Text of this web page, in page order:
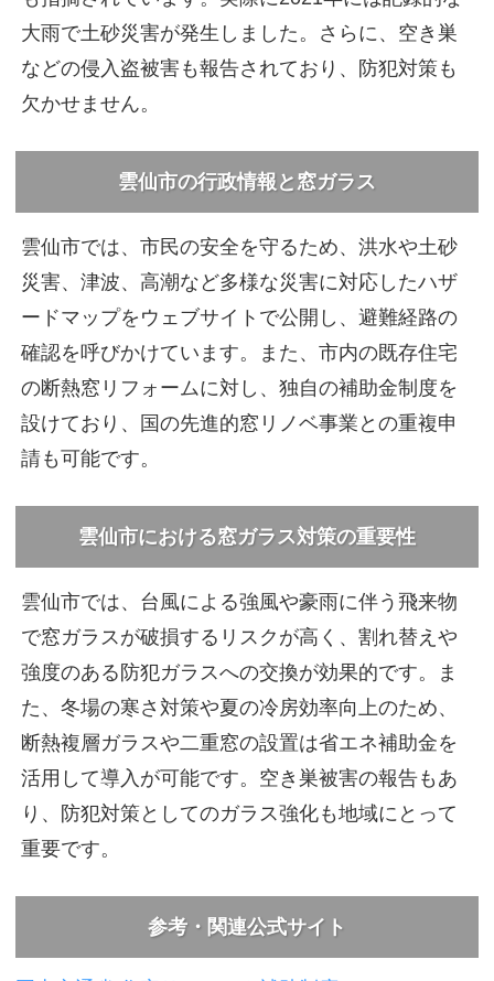
大雨で土砂災害が発生しました。さらに、空き巣
などの侵入盗被害も報告されており、防犯対策も
欠かせません。
雲仙市の行政情報と窓ガラス
雲仙市では、市民の安全を守るため、洪水や土砂
災害、津波、高潮など多様な災害に対応したハザ
ードマップをウェブサイトで公開し、避難経路の
確認を呼びかけています。また、市内の既存住宅
の断熱窓リフォームに対し、独自の補助金制度を
設けており、国の先進的窓リノベ事業との重複申
請も可能です。
雲仙市における窓ガラス対策の重要性
雲仙市では、台風による強風や豪雨に伴う飛来物
で窓ガラスが破損するリスクが高く、割れ替えや
強度のある防犯ガラスへの交換が効果的です。ま
た、冬場の寒さ対策や夏の冷房効率向上のため、
断熱複層ガラスや二重窓の設置は省エネ補助金を
活用して導入が可能です。空き巣被害の報告もあ
り、防犯対策としてのガラス強化も地域にとって
重要です。
参考・関連公式サイト